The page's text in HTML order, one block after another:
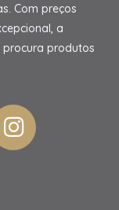
Com preços
a
procura produtos